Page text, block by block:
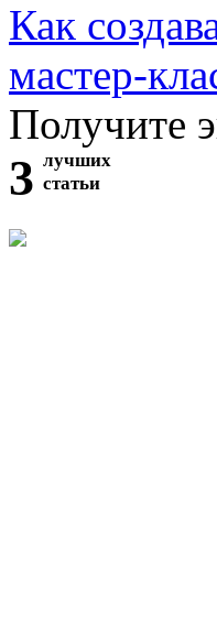
Как
мастер-
Получите
3 лучших
статьи